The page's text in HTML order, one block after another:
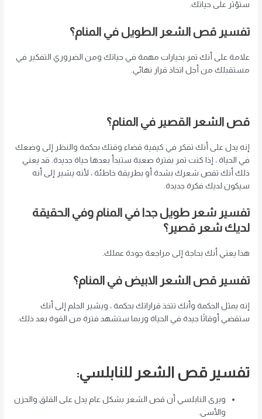
ستؤثر على حياتك.
تفسير قص الشعر الطويل في المنام؟
علامة على أنك تمر بخيارات مهمة في حياتك ومن الضروري التفكير في
مستقبلك من أجل اتخاذ قرار نهائي.
قص الشعر القصير في المنام؟
إنه يدل على أنك تفكر في كيفية قضاء وقتك بحكمة والنظر إلى وضعك
في الحياة ، إذا كنت تمر بفترة صعبة ستبدأ بعدها حياة جديدة. قد يعني
ذلك أنك تقص شعرك بشدة أو بطريقة خاطئة ، لأنه يشير إلى أنه
سيكون لديك فكرة جديدة.
تفسير شعر طويل جدا في المنام وفي الحقيقة
لديك شعر قصير؟
هذا يعني أنك بحاجة إلى مراجعة جودة عملك.
تفسير قص الشعر الابيض في المنام؟
إنه يمثل الحكمة وأنك تتخذ قراراتك بحكمة ، ويشير الحلم إلى أنك
ستقضي أوقاتًا جيدة في الحياة وربما ستشهد فترة من القوة بعد ذلك.
تفسير قص الشعر للنابلسي:
ويرى النابلسي أن قص الشعر بشكل عام يدل على القلق والحزن
والأسى.